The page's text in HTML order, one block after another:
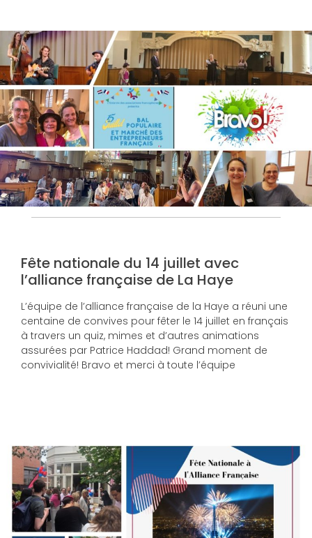
Fête nationale du 14 juillet avec
l’alliance française de La Haye
L’équipe de l’alliance française de la Haye a réuni une
centaine de convives pour fêter le 14 juillet en français
à travers un quiz, mimes et d’autres animations
assurées par Patrice Haddad! Grand moment de
convivialité! Bravo et merci à toute l’équipe